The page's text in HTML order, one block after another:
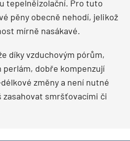
tepelněizolační. Pro tuto
pěny obecně nehodí, jelikož
mírně nasákavé.
díky vzduchovým pórům,
perlám, dobře kompenzují
změny a není nutné
smršťovacími či